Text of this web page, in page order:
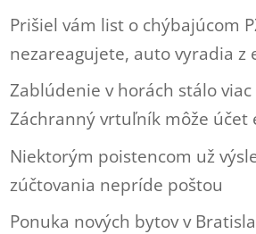
Prišiel vám list o chýbajúcom
nezareagujete, auto vyradia z
Zablúdenie v horách stálo
Záchranný vrtuľník môže účet
Niektorým poistencom už
zúčtovania nepríde poštou
Ponuka nových bytov v